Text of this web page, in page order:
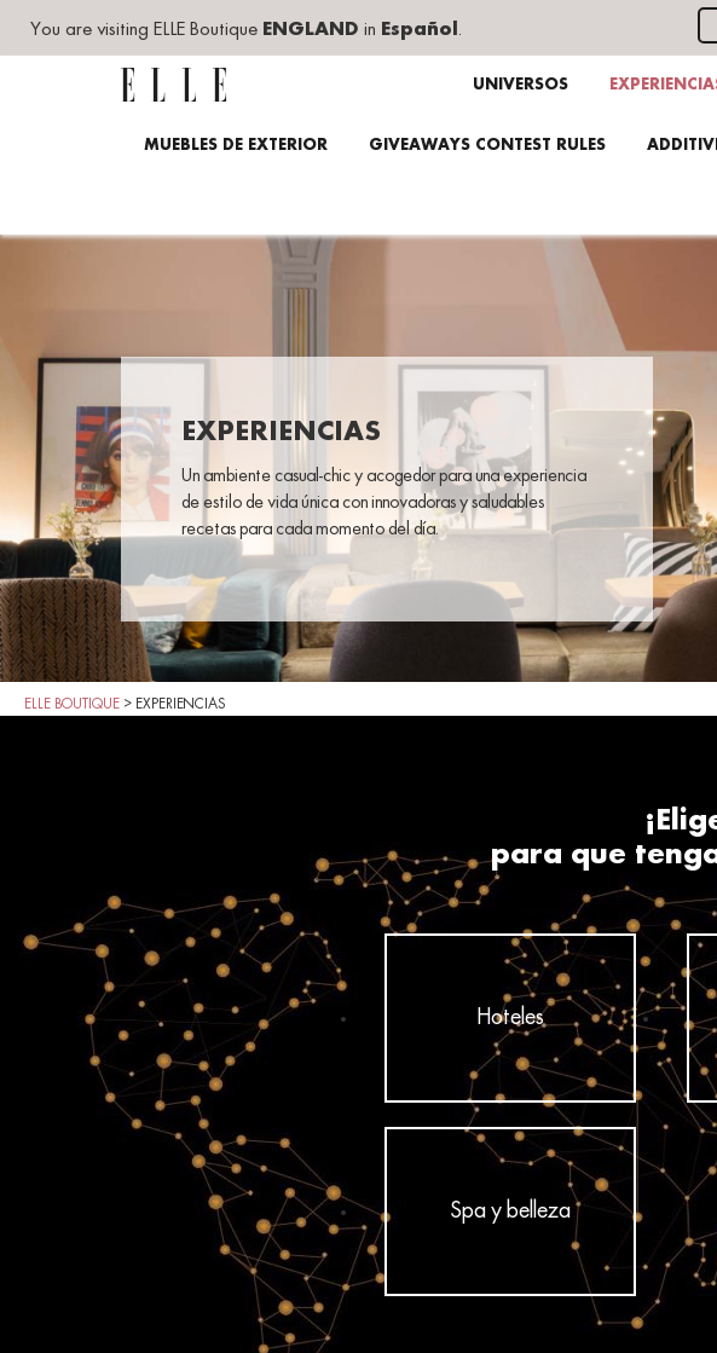
You are visiting ELLE Boutique ENGLAND in Español .
UNIVERSOS
MUEBLES DE EXTERIOR GIVEAWAYS CONTEST RULES
EXPERIENCIAS
Un ambiente casual-chic y acogedor para una experiencia
de estilo de vida única con innovadoras y saludables
recetas para cada momento del día.
ELLE BOUTIQUE > EXPERIENCIAS
para que
Hoteles
Spa y belleza